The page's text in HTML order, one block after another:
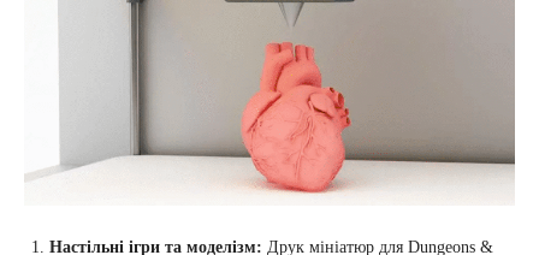
Настільні ігри та моделізм: Друк мініатюр для Dungeons &